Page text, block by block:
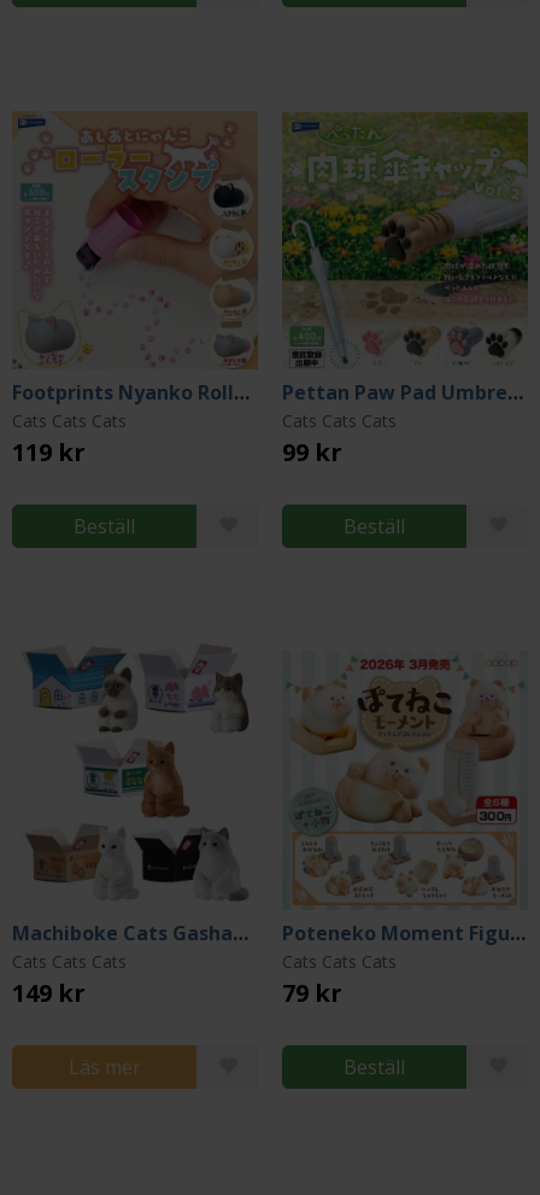
Footprints Nyanko Roller Stamp (Gacha)
Cats Cats Cats
119 kr
Beställ
Pettan Paw Pad Umbrella Cap Vol. 2 (Gacha)
Cats Cats Cats
99 kr
Beställ
Machiboke Cats Gashapon Mini Figures 4 cm (Blind Pack)
Cats Cats Cats
149 kr
Läs mer
Poteneko Moment Figure (Gacha)
Cats Cats Cats
79 kr
Beställ